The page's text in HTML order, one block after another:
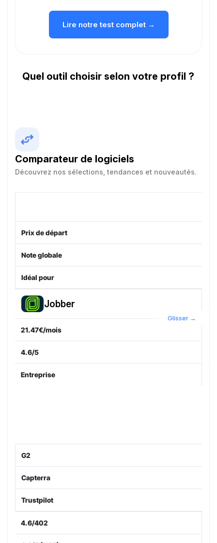
Lire notre test complet →
Quel outil choisir selon votre profil ?
Comparateur de logiciels
Découvrez nos sélections, tendances et nouveautés.
Prix de départ
Note globale
Idéal pour
Jobber
21.47€/mois
4.6/5
Entreprise
G2
Capterra
Trustpilot
4.6/402